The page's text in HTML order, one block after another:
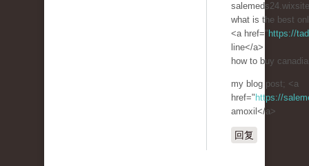
what is the best
<a href=" https://
line</a>
how to buy
my blog post; <a
href=" https://
amoxil</a>
回复